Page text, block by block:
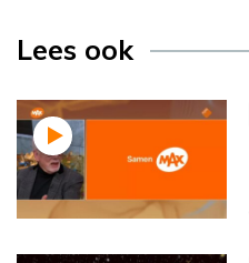
Lees ook